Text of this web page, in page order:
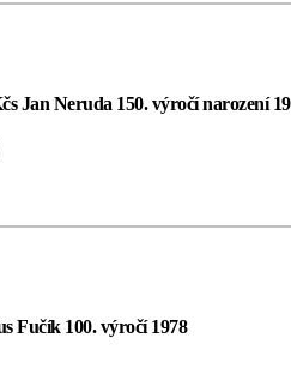
Jan Neruda 150. výročí narození
Fučík 100. výročí 1978